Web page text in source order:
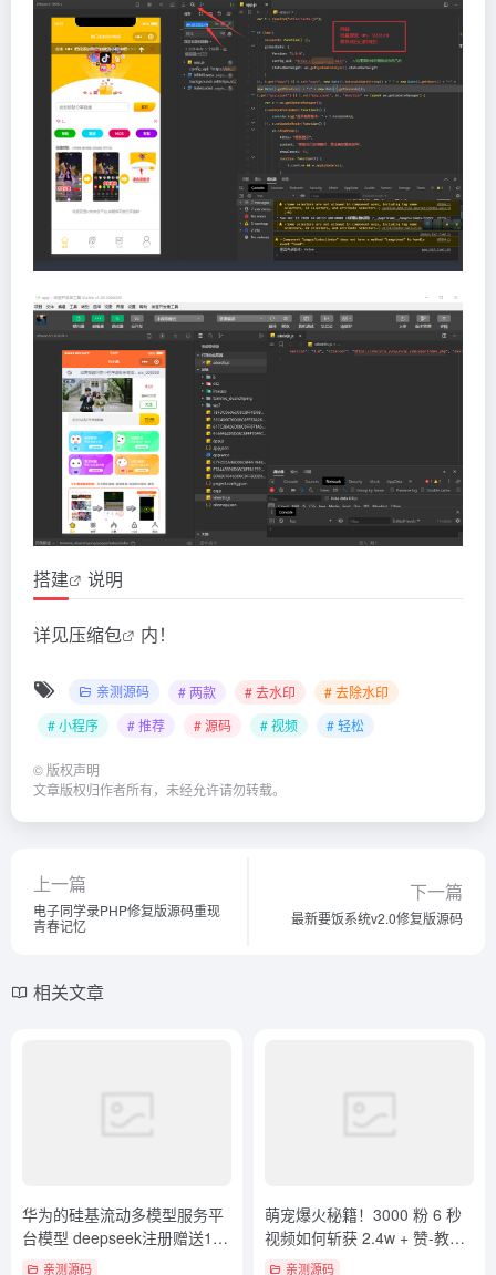
搭建 说明
详见压缩包 内！
亲测源码 # 两款 # 去水印
# 去除水印
# 小程序
# 推荐 # 源码 # 视频 # 轻松
© 版权声明
文章版权归作者所有，未经允许请勿转载。
上一篇
电子同学录PHP修复版源码重现
青春记忆
下一篇
最新要饭系统v2.0修复版源码
相关文章
华为的硅基流动多模型服务平
台模型 deepseek注册赠送14
元金额 赶紧抢
亲测源码
萌宠爆火秘籍！3000 粉 6 秒
视频如何斩获 2.4w + 赞-教程
在此亲测源码